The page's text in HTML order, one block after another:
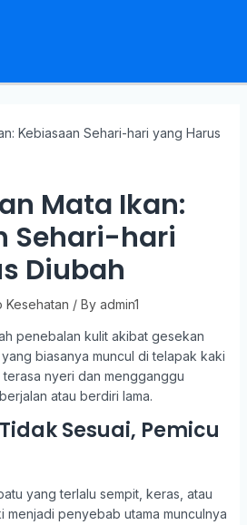
Mata Ikan:
Sehari-hari
Diubah
Kesehatan / By admin1
penebalan kulit akibat gesekan
biasanya muncul di telapak kaki
terasa nyeri dan mengganggu
atau berdiri lama.
Sesuai, Pemicu
yang terlalu sempit, keras, atau
menjadi penyebab utama munculnya